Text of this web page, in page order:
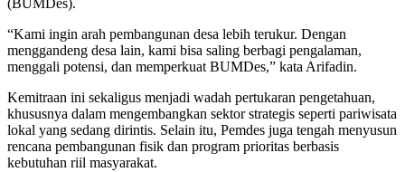
(BUMDes).
“Kami ingin arah pembangunan desa lebih terukur. Dengan
menggandeng desa lain, kami bisa saling berbagi pengalaman,
menggali potensi, dan memperkuat BUMDes,” kata Arifadin.
Kemitraan ini sekaligus menjadi wadah pertukaran pengetahuan,
khususnya dalam mengembangkan sektor strategis seperti pariwisata
lokal yang sedang dirintis. Selain itu, Pemdes juga tengah menyusun
rencana pembangunan fisik dan program prioritas berbasis
kebutuhan riil masyarakat.